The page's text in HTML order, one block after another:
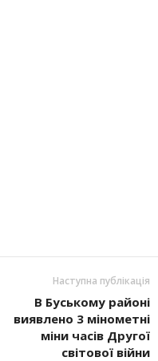
Наступна публікація
В Буському районі
виявлено 3 мінометні
міни часів Другої
світової війни